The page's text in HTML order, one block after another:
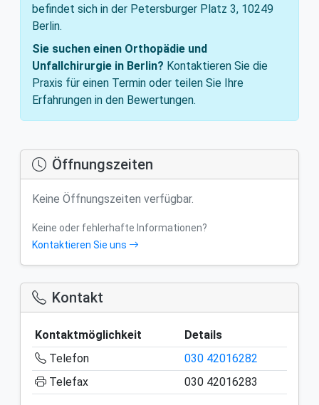
befindet sich in der Petersburger Platz 3, 10249
Berlin.
Sie suchen einen Orthopädie und
Unfallchirurgie in Berlin? Kontaktieren Sie die
Praxis für einen Termin oder teilen Sie Ihre
Erfahrungen in den Bewertungen.
Öffnungszeiten
Keine Öffnungszeiten verfügbar.
Keine oder fehlerhafte Informationen?
Kontaktieren Sie uns
Kontakt
Kontaktmöglichkeit
Details
Telefon
030 42016282
Telefax
030 42016283